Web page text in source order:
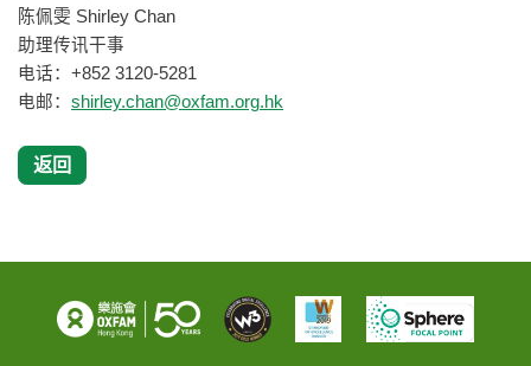
陈佩雯 Shirley Chan
助理传讯干事
电话：+852 3120-5281
电邮： shirley.chan@oxfam.org.hk
返回